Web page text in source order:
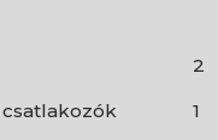
2
csatlakozók
1